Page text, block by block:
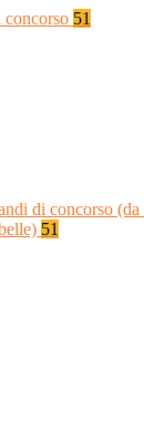
51
di concorso
51